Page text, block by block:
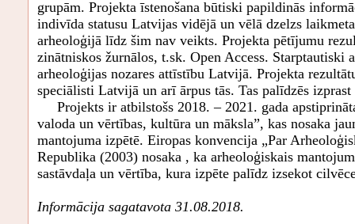
grupām. Projekta īstenošana būtiski papildinās
indivīda statusu Latvijas vidējā un vēlā dzelzs
arheoloģijā līdz šim nav veikts. Projekta pētījumu
zinātniskos žurnālos, t.sk. Open Access. Starptautiski
arheoloģijas nozares attīstību Latvijā. Projekta
speciālisti Latvijā un arī ārpus tās. Tas palīdzēs
Projekts ir atbilstošs 2018. – 2021. gada
valoda un vērtības, kultūra un māksla”, kas nosaka
mantojuma izpētē. Eiropas konvencija „Par
Republika (2003) nosaka , ka arheoloģiskais
sastāvdaļa un vērtība, kura izpēte palīdz izsekot
Informācija sagatavota 31.08.2018.